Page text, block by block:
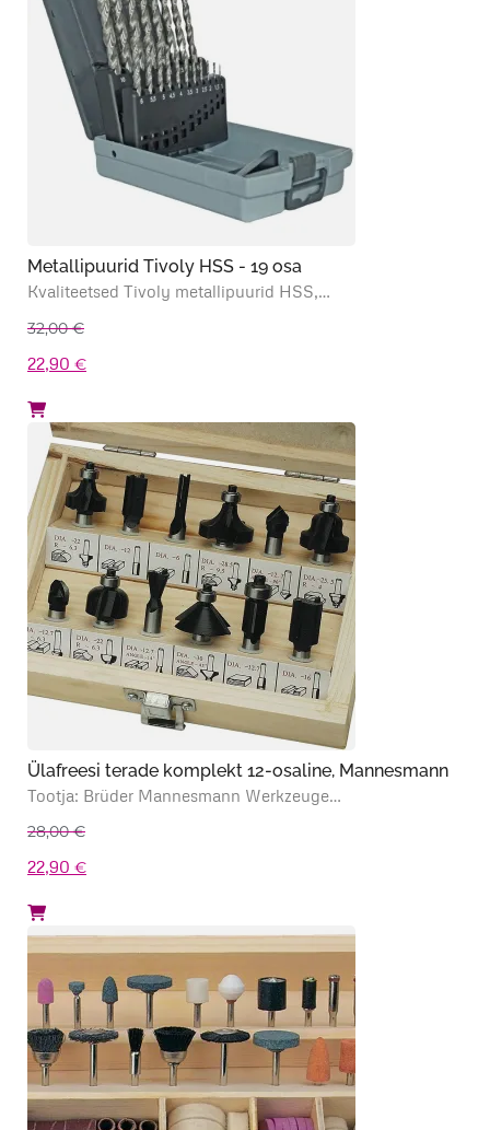
Metallipuurid Tivoly HSS - 19 osa
Kvaliteetsed Tivoly metallipuurid HSS,…
32,00€
Algne
hind
oli:
32,00 €.
22,90 €Praegune
on:
22,90 €.
Ülafreesi terade komplekt 12-osaline, Mannesmann
Tootja: Brüder Mannesmann Werkzeuge…
28,00€
Algne
hind
oli:
28,00 €.
22,90 €Praegune
on:
22,90 €.